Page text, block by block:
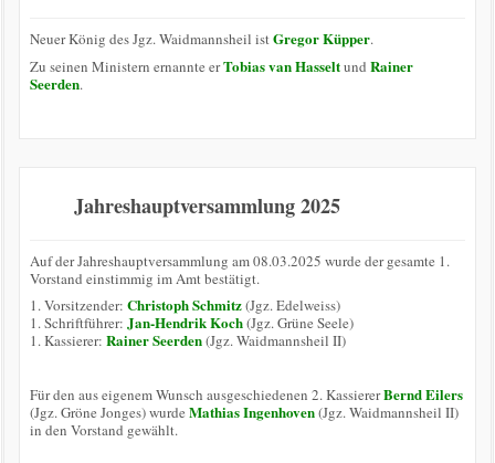
Neuer König des Jgz. Waidmannsheil istGregor Küpper.
Zu seinen Ministern ernannte erTobias van Hasseltund Rainer
Seerden.
Jahreshauptversammlung 2025
Auf der Jahreshauptversammlung am 08.03.2025 wurde der gesamte 1.
Vorstand einstimmig im Amt bestätigt.
1. Vorsitzender: Christoph Schmitz(Jgz. Edelweiss)
1. Schriftführer: Jan-Hendrik Koch(Jgz. Grüne Seele)
1. Kassierer: Rainer Seerden(Jgz. Waidmannsheil II)
Für den aus eigenem Wunsch ausgeschiedenen 2. KassiererBernd Eilers
(Jgz. Gröne Jonges) wurde Mathias Ingenhoven(Jgz. Waidmannsheil II)
in den Vorstand gewählt.